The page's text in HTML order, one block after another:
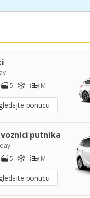
5 M
ponudu
putnika
5 M
ponudu